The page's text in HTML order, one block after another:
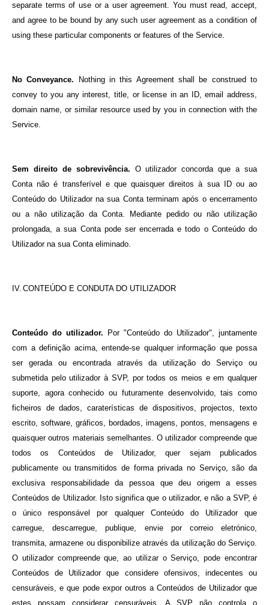
separate terms of use or a user agreement. You must read, accept,
and agree to be bound by any such user agreement as a condition of
using these particular components or features of the Service.
No Conveyance.
Nothing in this Agreement shall be construed to
convey to you any interest, title, or license in an ID, email address,
domain name, or similar resource used by you in connection with the
Service.
Sem direito de sobrevivência. O utilizador concorda que a sua
Conta não é transferível e que quaisquer direitos à sua ID ou ao
Conteúdo do Utilizador na sua Conta terminam após o encerramento
ou a não utilização da Conta.
Mediante pedido ou não utilização
prolongada, a sua Conta pode ser encerrada e todo o Conteúdo do
Utilizador na sua Conta eliminado.
IV. CONTEÚDO E CONDUTA DO UTILIZADOR
Conteúdo do utilizador.
Por "Conteúdo do Utilizador", juntamente
com a definição acima, entende-se qualquer informação que possa
ser gerada ou encontrada através da utilização do Serviço ou
submetida pelo utilizador à SVP, por todos os meios e em qualquer
suporte, agora conhecido ou futuramente desenvolvido, tais como
ficheiros de dados, caraterísticas de dispositivos, projectos, texto
escrito, software, gráficos, bordados, imagens, pontos, mensagens e
quaisquer outros materiais semelhantes. O utilizador compreende que
todos os Conteúdos de Utilizador, quer sejam
publicados
publicamente ou transmitidos de forma privada no Serviço, são da
exclusiva responsabilidade da pessoa que deu origem a esses
Conteúdos de Utilizador. Isto significa que o utilizador, e não a SVP, é
o único responsável por qualquer Conteúdo do Utilizador que
carregue, descarregue, publique, envie por correio eletrónico,
transmita, armazene ou disponibilize através da utilização do Serviço.
O utilizador compreende que, ao utilizar o Serviço, pode encontrar
Conteúdos de Utilizador que considere ofensivos, indecentes ou
censuráveis, e que pode expor outros a Conteúdos de Utilizador que
estes possam considerar censuráveis. A SVP não controla o